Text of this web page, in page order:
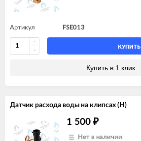
Артикул FSE013
КУПИТЬ
Купить в 1 клик
Датчик расхода воды на клипсах (H)
1 500 ₽
Нет в наличии